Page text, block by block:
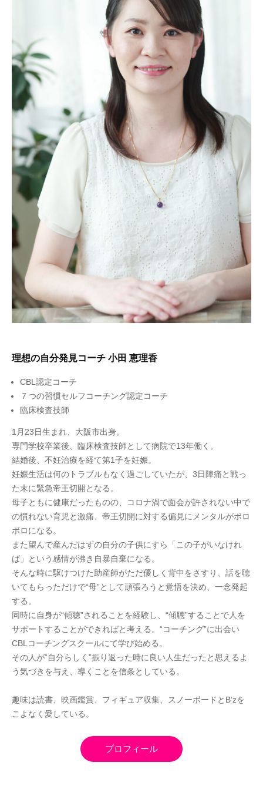
理想の自分発見コーチ 小田 恵理香
CBL認定コーチ
７つの習慣セルフコーチング認定コーチ
臨床検査技師
1月23日生まれ、大阪市出身。
専門学校卒業後、臨床検査技師として病院で13年働く。
結婚後、不妊治療を経て第1子を妊娠。
妊娠生活は何のトラブルもなく過ごしていたが、3日陣痛と戦っ
た末に緊急帝王切開となる。
母子ともに健康だったものの、コロナ渦で面会が許されない中で
の慣れない育児と激痛、帝王切開に対する偏見にメンタルがボロ
ボロになる。
また望んで産んだはずの自分の子供にすら「この子がいなけれ
ば」という感情が沸き自暴自棄になる。
そんな時に駆けつけた助産師がただ優しく背中をさすり、話を聴
いてもらっただけで“母”として頑張ろうと覚悟を決め、一念発起
する。
同時に自身が“傾聴”されることを経験し、“傾聴”することで人を
サポートすることができればと考える。“コーチング”に出会い
CBLコーチングスクールにて学び始める。
その人が“自分らしく”振り返った時に良い人生だったと思えるよ
う気づきを与え、導くことを信条としている。
趣味は読書、映画鑑賞、フィギュア収集、スノーボードとB‘zを
こよなく愛している。
プロフィール